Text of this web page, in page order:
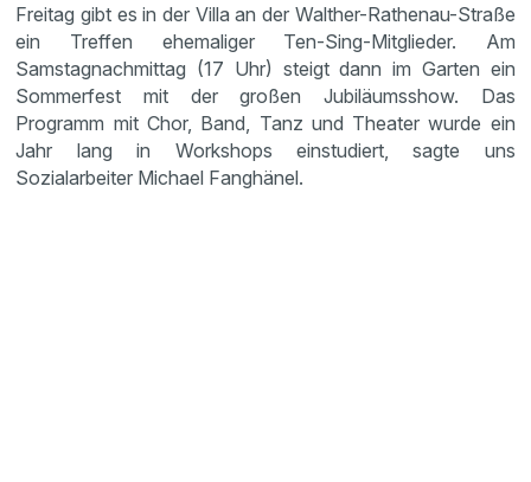
Freitag gibt es in der Villa an der Walther-Rathenau-Straße
ein Treffen ehemaliger Ten-Sing-Mitglieder. Am
Samstagnachmittag (17 Uhr) steigt dann im Garten ein
Sommerfest mit der großen Jubiläumsshow. Das
Programm mit Chor, Band, Tanz und Theater wurde ein
Jahr lang in Workshops einstudiert, sagte uns
Sozialarbeiter Michael Fanghänel.